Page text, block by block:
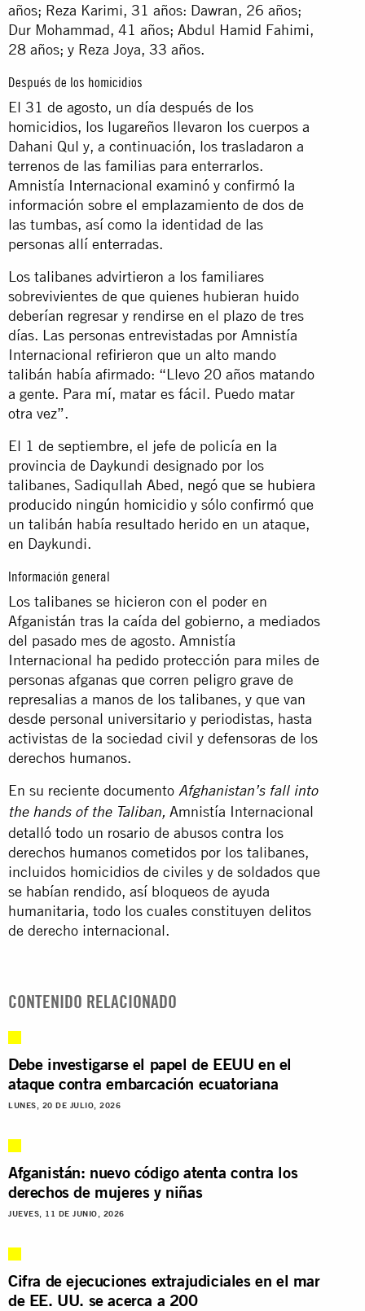
años; Reza Karimi, 31 años: Dawran, 26 años;
Dur Mohammad, 41 años; Abdul Hamid Fahimi,
28 años; y Reza Joya, 33 años.
Después de los homicidios
El 31 de agosto, un día después de los
homicidios, los lugareños llevaron los cuerpos a
Dahani Qul y, a continuación, los trasladaron a
terrenos de las familias para enterrarlos.
Amnistía Internacional examinó y confirmó la
información sobre el emplazamiento de dos de
las tumbas, así como la identidad de las
personas allí enterradas.
Los talibanes advirtieron a los familiares
sobrevivientes de que quienes hubieran huido
deberían regresar y rendirse en el plazo de tres
días. Las personas entrevistadas por Amnistía
Internacional refirieron que un alto mando
talibán había afirmado: “Llevo 20 años matando
a gente. Para mí, matar es fácil. Puedo matar
otra vez”.
El 1 de septiembre, el jefe de policía en la
provincia de Daykundi designado por los
talibanes, Sadiqullah Abed, negó que se hubiera
producido ningún homicidio y sólo confirmó que
un talibán había resultado herido en un ataque,
en Daykundi.
Información general
Los talibanes se hicieron con el poder en
Afganistán tras la caída del gobierno, a mediados
del pasado mes de agosto. Amnistía
Internacional ha pedido protección para miles de
personas afganas que corren peligro grave de
represalias a manos de los talibanes, y que van
desde personal universitario y periodistas, hasta
activistas de la sociedad civil y defensoras de los
derechos humanos.
En su reciente documento Afghanistan’s fall into
the hands of the Taliban, Amnistía Internacional
detalló todo un rosario de abusos contra los
derechos humanos cometidos por los talibanes,
incluidos homicidios de civiles y de soldados que
se habían rendido, así bloqueos de ayuda
humanitaria, todo los cuales constituyen delitos
de derecho internacional.
CONTENIDO RELACIONADO
Debe investigarse el papel de EEUU en el
ataque contra embarcación ecuatoriana
LUNES, 20 DE JULIO, 2026
Afganistán: nuevo código atenta contra los
derechos de mujeres y niñas
JUEVES, 11 DE JUNIO, 2026
Cifra de ejecuciones extrajudiciales en el mar
de EE. UU. se acerca a 200